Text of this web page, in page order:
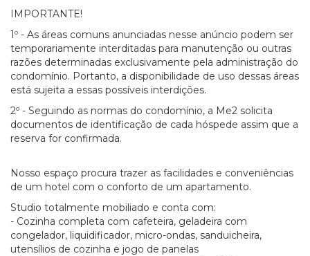
IMPORTANTE!
1º - As áreas comuns anunciadas nesse anúncio podem ser
temporariamente interditadas para manutenção ou outras
razões determinadas exclusivamente pela administração do
condomínio. Portanto, a disponibilidade de uso dessas áreas
está sujeita a essas possíveis interdições.
2º - Seguindo as normas do condomínio, a Me2 solicita
documentos de identificação de cada hóspede assim que a
reserva for confirmada.
Nosso espaço procura trazer as facilidades e conveniências
de um hotel com o conforto de um apartamento.
Studio totalmente mobiliado e conta com:
- Cozinha completa com cafeteira, geladeira com
congelador, liquidificador, micro-ondas, sanduicheira,
utensílios de cozinha e jogo de panelas